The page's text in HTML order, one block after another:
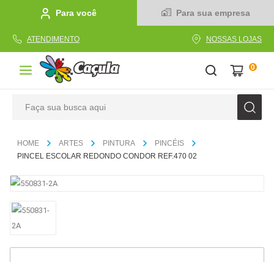
Para você Para sua empresa
ATENDIMENTO NOSSAS LOJAS
0
ARTES PINTURA
PINCÉIS
PINCEL ESCOLAR REDONDO CONDOR REF.470 02
1º caderno
2